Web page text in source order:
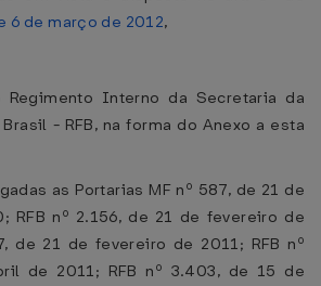
6 de março de 2012,
Regimento Interno da Secretaria da
- RFB, na forma do Anexo a esta
as Portarias MF nº 587, de 21 de
RFB nº 2.156, de 21 de fevereiro de
de 21 de fevereiro de 2011; RFB nº
de 2011; RFB nº 3.403, de 15 de